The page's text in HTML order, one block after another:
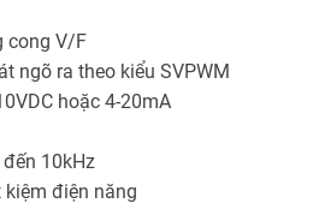
cong V/F
ngõ ra theo kiểu SVPWM
hoặc 4-20mA
10kHz
điện năng